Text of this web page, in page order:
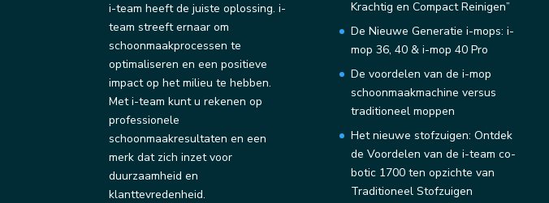
i-team heeft de juiste oplossing. i-
team streeft ernaar om
schoonmaakprocessen te
optimaliseren en een positieve
impact op het milieu te hebben.
Met i-team kunt u rekenen op
professionele
schoonmaakresultaten en een
merk dat zich inzet voor
duurzaamheid en
klanttevredenheid.
Krachtig en Compact Reinigen”
De Nieuwe Generatie i-mops: i-
mop 36, 40 & i-mop 40 Pro
De voordelen van de i-mop
schoonmaakmachine versus
traditioneel moppen
Het nieuwe stofzuigen: Ontdek
de Voordelen van de i-team co-
botic 1700 ten opzichte van
Traditioneel Stofzuigen